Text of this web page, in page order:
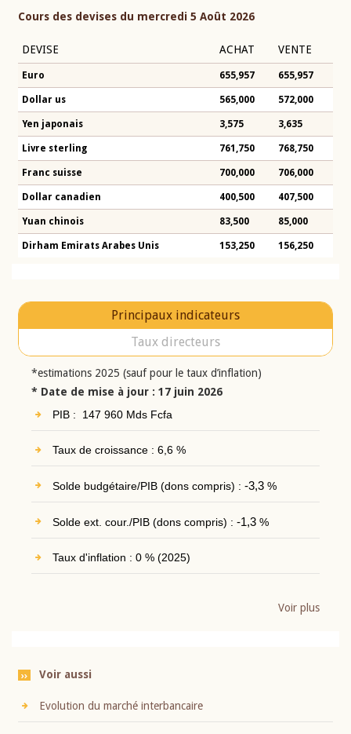
Cours des devises du mercredi 5 Août 2026
DEVISE ACHAT VENTE
Euro 655,957 655,957
Dollar us 565,000 572,000
Yen japonais 3,575 3,635
Livre sterling 761,750 768,750
Franc suisse 700,000 706,000
Dollar canadien 400,500 407,500
Yuan chinois 83,500 85,000
Dirham Emirats Arabes Unis 153,250 156,250
Principaux indicateurs
Taux directeurs
*estimations 2025 (sauf pour le taux d’inflation)
* Date de mise à jour : 17 juin 2026
PIB : 147 960 Mds Fcfa
Taux de croissance : 6,6 %
Solde budgétaire/PIB (dons compris) : -3,3%
Solde ext. cour./PIB (dons compris) : -1,3%
Taux d'inflation : 0 % (2025)
Voir plus
Voir aussi
Evolution du marché interbancaire